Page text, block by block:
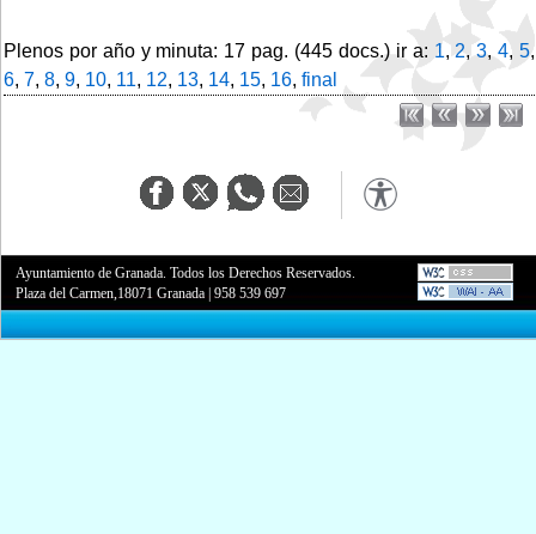
Plenos por año y minuta: 17 pag. (445 docs.) ir a: 1,2,3,4,5,
6, 7, 8, 9, 10, 11, 12, 13, 14, 15, 16, final
Ayuntamiento de Granada. Todos los Derechos Reservados.
Plaza del Carmen,18071 Granada |958 539 697